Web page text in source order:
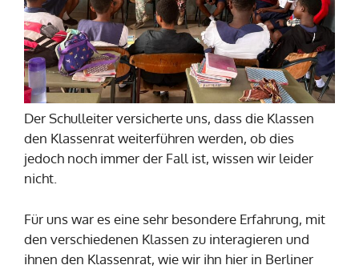
Der Schulleiter versicherte uns, dass die Klassen
den Klassenrat weiterführen werden, ob dies
jedoch noch immer der Fall ist, wissen wir leider
nicht.
Für uns war es eine sehr besondere Erfahrung, mit
den verschiedenen Klassen zu interagieren und
ihnen den Klassenrat, wie wir ihn hier in Berliner